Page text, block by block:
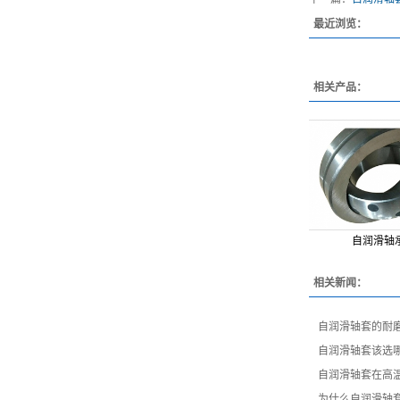
最近浏览：
相关产品：
自润滑轴
相关新闻：
自润滑轴套的耐
自润滑轴套该选
自润滑轴套在高